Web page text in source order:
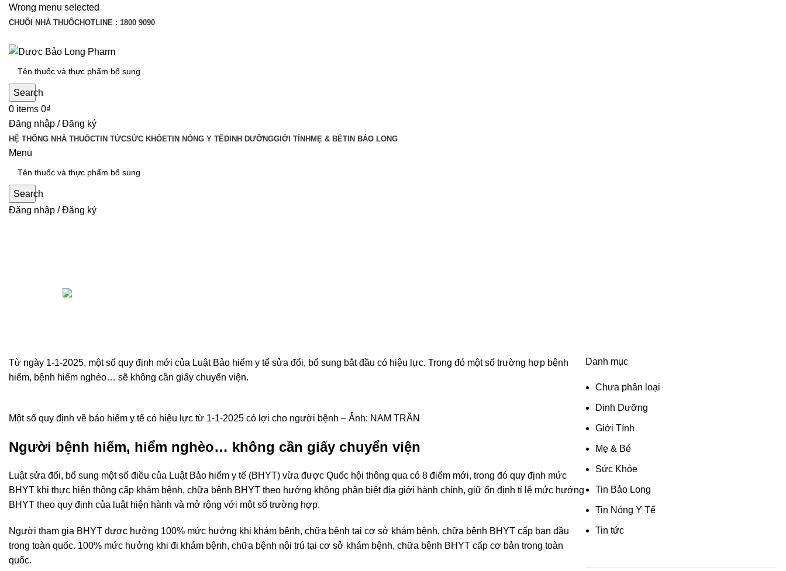
Wrong menu selected
CHUỔI NHÀ THUỐCHOTLINE : 1800 9090
Search
0 items 0₫
Đăng nhập / Đăng ký
HỆ THỐNG NHÀ THUỐCTIN TỨCSỨC KHỎETIN NÓNG Y TẾDINH DƯỠNGGIỚI TÍNH MẸ & BÉTIN BẢO LONG
Menu
Search
Đăng nhập / Đăng ký
Từ ngày 1-1-2025, một số quy định mới của Luật Bảo hiểm y tế sửa đổi, bổ sung bắt đầu có hiệu lực. Trong đó một số trường hợp bệnh
hiếm, bệnh hiểm nghèo… sẽ không cần giấy chuyển viện.
Một số quy định về bảo hiểm y tế có hiệu lực từ 1-1-2025 có lợi cho người bệnh – Ảnh: NAM TRẦN
Người bệnh hiếm, hiểm nghèo… không cần giấy chuyển viện
Luật sửa đổi, bổ sung một số điều của Luật Bảo hiểm y tế (BHYT) vừa được Quốc hội thông qua có 8 điểm mới, trong đó quy định mức
BHYT khi thực hiện thông cấp khám bệnh, chữa bệnh BHYT theo hướng không phân biệt địa giới hành chính, giữ ổn định tỉ lệ mức hưởng
BHYT theo quy định của luật hiện hành và mở rộng với một số trường hợp.
Người tham gia BHYT được hưởng 100% mức hưởng khi khám bệnh, chữa bệnh tại cơ sở khám bệnh, chữa bệnh BHYT cấp ban đầu
trong toàn quốc. 100% mức hưởng khi đi khám bệnh, chữa bệnh nội trú tại cơ sở khám bệnh, chữa bệnh BHYT cấp cơ bản trong toàn
quốc.
Danh mục
Chưa phân loại
Dinh Dưỡng
Giới Tính
Mẹ & Bé
Sức Khỏe
Tin Bảo Long
Tin Nóng Y Tế
Tin tức